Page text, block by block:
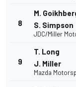
8
M.
S. Simpson
JDC/Miller
9
T. Long
J. Miller
Mazda